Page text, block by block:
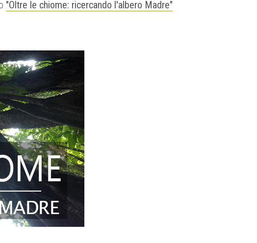
"Oltre le chiome: ricercando l'albero Madre"